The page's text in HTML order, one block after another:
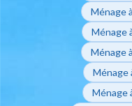
Ménage
Ménage
Ménage
Ménage
Ménage